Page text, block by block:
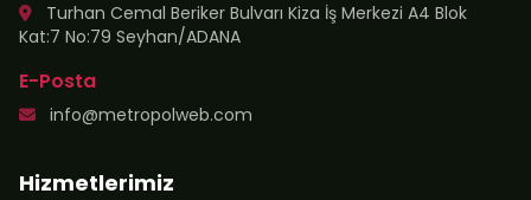
Turhan Cemal Beriker Bulvarı Kiza İş Merkezi A4 Blok
Kat:7 No:79 Seyhan/ADANA
E-Posta
info@metropolweb.com
Hizmetlerimiz